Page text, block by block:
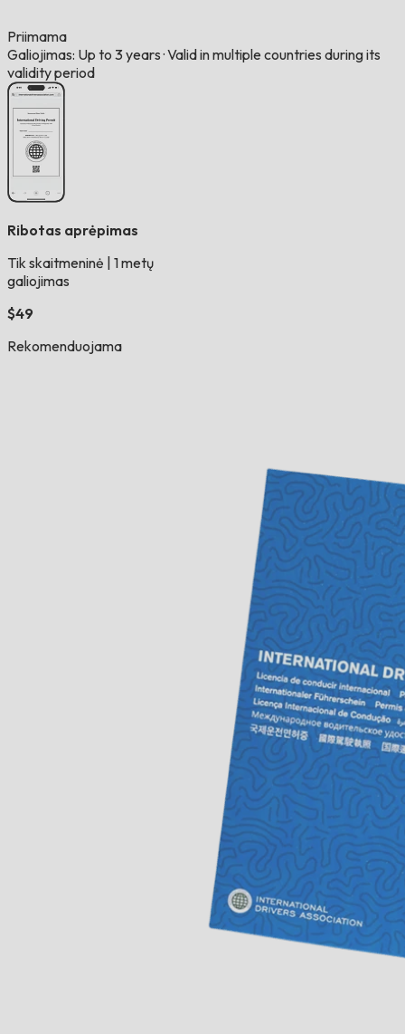
Priimama
Galiojimas: Up to 3 years ·Valid in multiple countries during its
validity period
Ribotas aprėpimas
Tik skaitmeninė 1 metų
galiojimas
$49
Rekomenduojama